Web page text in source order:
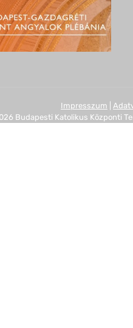
Impresszum
Budapesti Katolikus Központi